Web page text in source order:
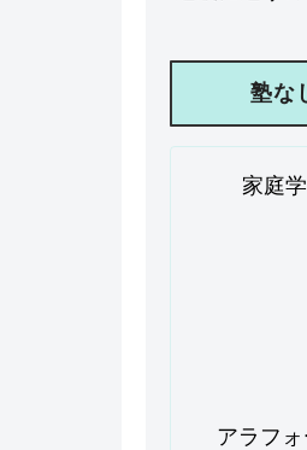
塾な
家庭
アラフォ